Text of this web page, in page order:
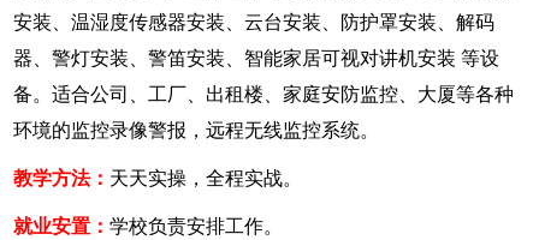
安装、温湿度传感器安装、云台安装、防护罩安装、解码
器、警灯安装、警笛安装、智能家居可视对讲机安装 等设
备。适合公司、工厂、出租楼、家庭安防监控、大厦等各种
环境的监控录像警报，远程无线监控系统。
教学方法： 天天实操，全程实战。
就业安置：学校负责安排工作。
浙江的网友正进入本页访问